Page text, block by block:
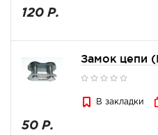
120 Р.
Замок цепи
В закладки
50 Р.